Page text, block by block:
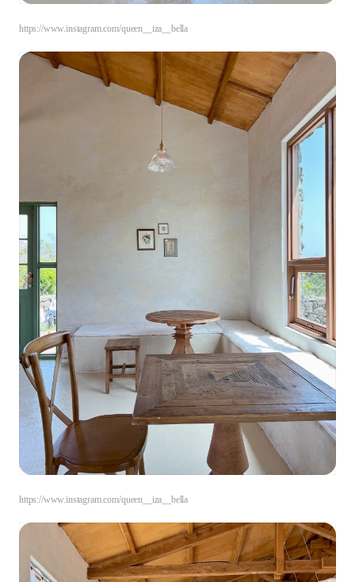
https://www.instagram.com/queen__iza__bella
https://www.instagram.com/queen__iza__bella